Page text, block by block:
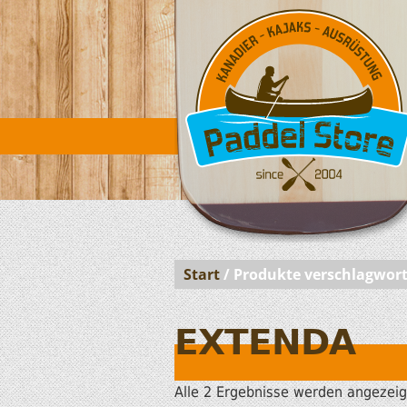
Start/ Produkte
EXTENDA
Alle 2 Ergebnisse werden